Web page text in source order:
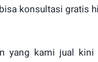
konsultasi gratis
yang kami jual